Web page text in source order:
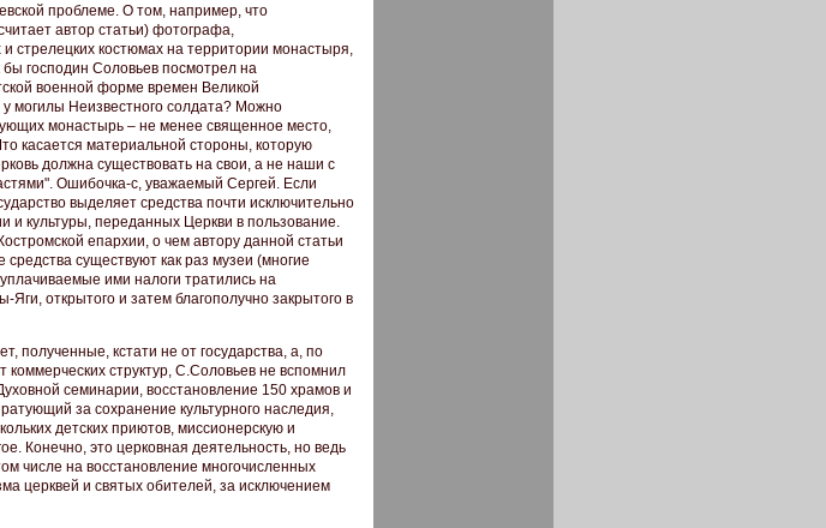
проблеме. О том, например, что
автор статьи) фотографа,
стрелецких костюмах на территории монастыря,
бы господин Соловьев посмотрел на
военной форме времен Великой
могилы Неизвестного солдата? Можно
монастырь – не менее священное место,
касается материальной стороны, которую
должна существовать на свои, а не наши с
Ошибочка-с, уважаемый Сергей. Если
выделяет средства почти исключительно
культуры, переданных Церкви в пользование.
епархии, о чем автору данной статьи
существуют как раз музеи (многие
ими налоги тратились на
открытого и затем благополучно закрытого в
полученные, кстати не от государства, а, по
коммерческих структур, С.Соловьев не вспомнил
семинарии, восстановление 150 храмов и
за сохранение культурного наследия,
детских приютов, миссионерскую и
Конечно, это церковная деятельность, но ведь
числе на восстановление многочисленных
церквей и святых обителей, за исключением